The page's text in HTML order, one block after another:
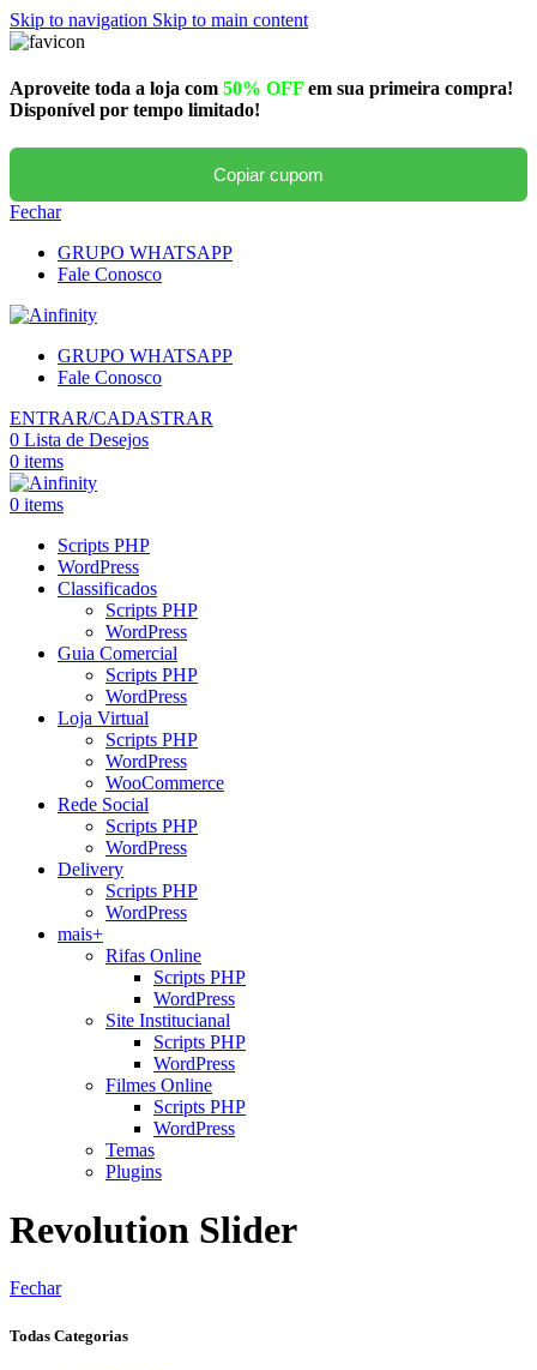
Skip to navigation Skip to main content
Aproveite toda a loja com 50% OFF em sua primeira compra!
Disponível por tempo limitado!
Copiar cupom
Fechar
GRUPO WHATSAPP
Fale Conosco
GRUPO WHATSAPP
Fale Conosco
ENTRAR/CADASTRAR
0 Lista de Desejos
0 items
0 items
Scripts PHP
WordPress
Classificados
Scripts PHP
WordPress
Guia Comercial
Scripts PHP
WordPress
Loja Virtual
Scripts PHP
WordPress
WooCommerce
Rede Social
Scripts PHP
WordPress
Delivery
Scripts PHP
WordPress
mais+
Rifas Online
Scripts PHP
WordPress
Site Institucianal
Scripts PHP
WordPress
Filmes Online
Scripts PHP
WordPress
Temas
Plugins
Revolution Slider
Fechar
Todas Categorias